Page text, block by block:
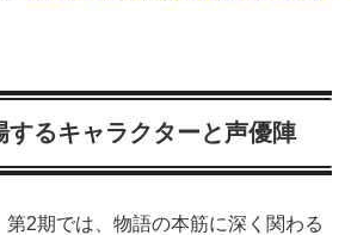
するキャラクターと声優陣
第2期では、物語の本筋に深く関わる